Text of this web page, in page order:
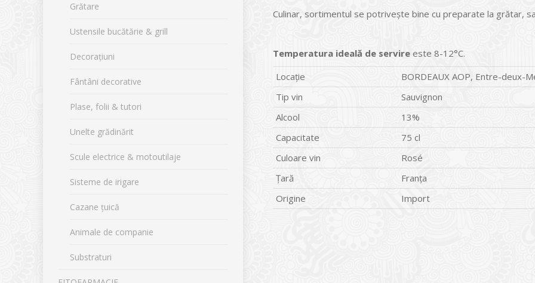
Culinar, sortimentul se potriveşte bine cu preparate la grătar,
Temperatura ideală de servire este 8-12°C.
Locație
BORDEAUX AOP, Entre-deux-
Tip vin
Sauvignon
Alcool
13%
Capacitate
75 cl
Culoare vin
Rosé
Țară
Franța
Origine
Import
Grătare
Ustensile bucătărie & grill
Decorațiuni
Fântâni decorative
Plase, folii & tutori
Unelte grădinărit
Scule electrice & motoutilaje
Sisteme de irigare
Cazane țuică
Animale de companie
Substraturi